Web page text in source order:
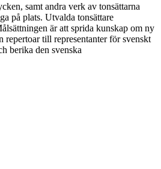
samt andra verk av tonsättarna
på plats. Utvalda tonsättare
är att sprida kunskap om ny
repertoar till representanter för svenskt
berika den svenska